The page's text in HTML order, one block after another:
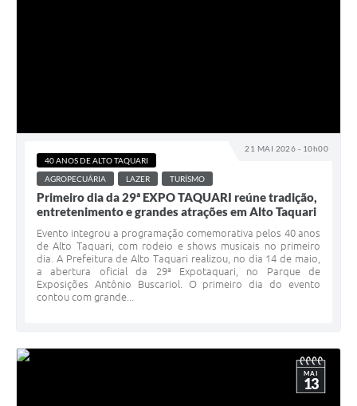
21 MAI 2026 - 10h00
40 ANOS DE ALTO TAQUARI
AGROPECUÁRIA
LAZER TURÍSMO
Primeiro dia da 29ª EXPO TAQUARI reúne tradição,
entretenimento e grandes atrações em Alto Taquari
Evento integrou a programação comemorativa pelos 40 anos
de Alto Taquari, com rodeio e shows musicais no primeiro
dia. A Prefeitura de Alto Taquari realizou, no dia 14 de maio,
a abertura oficial da 29ª Expotaquari, no Parque de
Exposições Antônio Buscariol. O primeiro dia do evento
contou com grande...
MAI
13